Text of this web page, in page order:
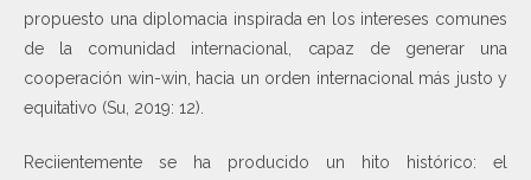
propuesto una diplomacia inspirada en los intereses comunes
de la comunidad internacional, capaz de generar una
cooperación win-win, hacia un orden internacional más justo y
equitativo (Su, 2019: 12).
Reciientemente se ha producido un hito histórico: el